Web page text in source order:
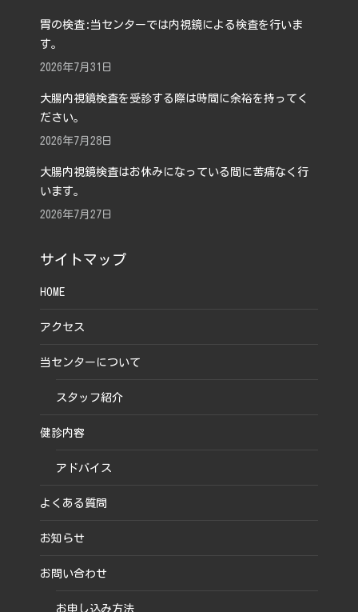
胃の検査:当センターでは内視鏡による検査を行いま
す。
2026年7月31日
大腸内視鏡検査を受診する際は時間に余裕を持ってく
ださい。
2026年7月28日
大腸内視鏡検査はお休みになっている間に苦痛なく行
います。
2026年7月27日
サイトマップ
HOME
アクセス
当センターについて
スタッフ紹介
健診内容
アドバイス
よくある質問
お知らせ
お問い合わせ
お申し込み方法